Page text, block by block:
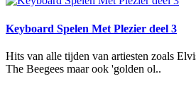
Keyboard Spelen Met Plezier deel 3
Hits van alle tijden van artiesten zoals
The Beegees maar ook 'golden ol..